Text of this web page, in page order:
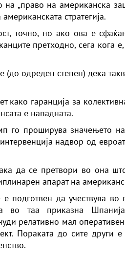
на „право на американска
стратегија.
точно, но ако ова е
претходно, сега кога
одреден степен) дека
како гаранција за
е нападната.
го проширува значењето
надвор од
да се претвори во она
апарат на
е подготвен да учествува
а во таа приказна
релативно мал
Пораката до сите други